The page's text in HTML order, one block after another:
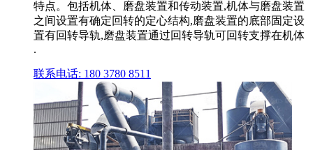
特点。包括机体、磨盘装置和传动装置,机体与磨盘装置
之间设置有确定回转的定心结构,磨盘装置的底部固定设
置有回转导轨,磨盘装置通过回转导轨可回转支撑在机体
.
联系电话: 180 3780 8511